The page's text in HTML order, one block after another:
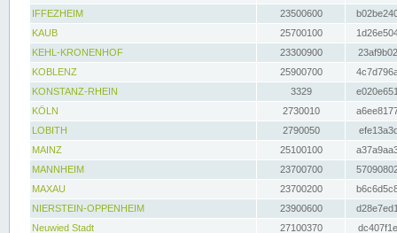
IFFEZHEIM
23500600
KAUB
25700100
KEHL-KRONENHOF
23300900
KOBLENZ
25900700
KONSTANZ-RHEIN
3329
KÖLN
2730010
LOBITH
2790050
MAINZ
25100100
MANNHEIM
23700700
MAXAU
23700200
NIERSTEIN-OPPENHEIM
23900600
Neuwied Stadt
27100370